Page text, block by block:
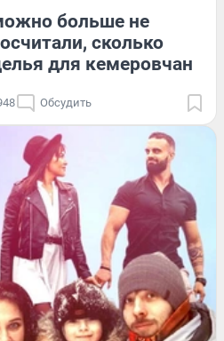
больше не
сколько
для кемеровчан
Обсудить